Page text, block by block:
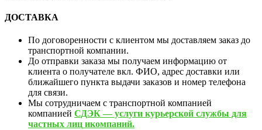
ДОСТАВКА
По договоренности с клиентом мы доставляем заказ до
транспортной компании.
До отправки заказа мы получаем информацию от
клиента о получателе вкл. ФИО, адрес доставки или
ближайшего пункта выдачи заказов и номер телефона
для связи.
Мы сотрудничаем с транспортной компанией
компанией СДЭК — услуги курьерской службы для
частных лиц икомпаний.